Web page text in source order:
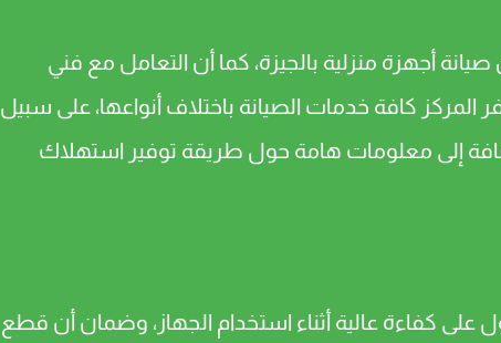
أجهزة منزلية بالجيزة، كما أن التعامل مع فني
المركز كافة خدمات الصيانة باختلاف أنواعها، على سبيل
إلى معلومات هامة حول طريقة توفير استهلاك
كفاءة عالية أثناء استخدام الجهاز، وضمان أن قطع